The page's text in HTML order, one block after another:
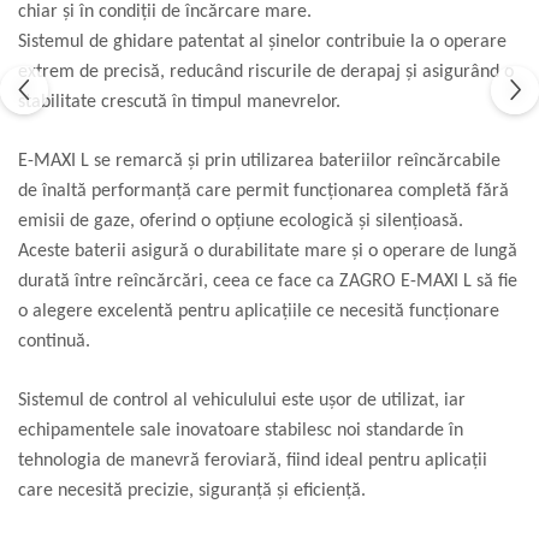
Aliniere geometrică
Aliniere hidro & termo
Termografie
chiar și în condiții de încărcare mare.
Sistemul de ghidare patentat al șinelor contribuie la o operare
extrem de precisă, reducând riscurile de derapaj și asigurând o
stabilitate crescută în timpul manevrelor.
E-MAXI L se remarcă și prin utilizarea bateriilor reîncărcabile
de înaltă performanță care permit funcționarea completă fără
emisii de gaze, oferind o opțiune ecologică și silențioasă.
Aceste baterii asigură o durabilitate mare și o operare de lungă
durată între reîncărcări, ceea ce face ca ZAGRO E-MAXI L să fie
o alegere excelentă pentru aplicațiile ce necesită funcționare
continuă.
Sistemul de control al vehiculului este ușor de utilizat, iar
echipamentele sale inovatoare stabilesc noi standarde în
tehnologia de manevră feroviară, fiind ideal pentru aplicații
care necesită precizie, siguranță și eficiență.